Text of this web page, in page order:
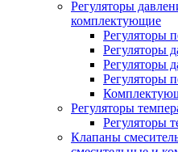
Регуляторы
комплектующие
Регуляторы
Регуляторы
Регуляторы
Регуляторы
Регуляторы
Регуляторы
Клапаны